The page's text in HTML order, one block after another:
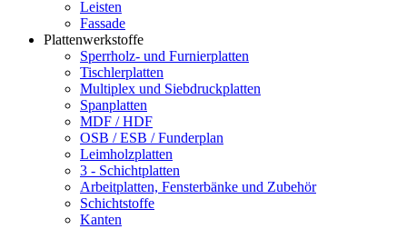
Leisten
Fassade
Plattenwerkstoffe
Sperrholz- und Furnierplatten
Tischlerplatten
Multiplex und Siebdruckplatten
Spanplatten
MDF / HDF
OSB / ESB / Funderplan
Leimholzplatten
3 - Schichtplatten
Arbeitplatten, Fensterbänke und Zubehör
Schichtstoffe
Kanten